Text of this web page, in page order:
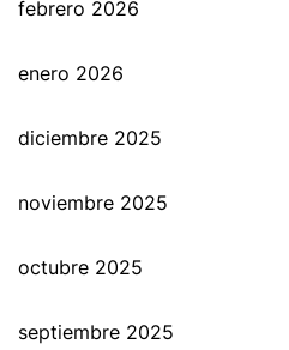
febrero 2026
enero 2026
diciembre 2025
noviembre 2025
octubre 2025
septiembre 2025